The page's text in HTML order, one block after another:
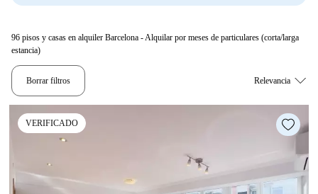
96 pisos y casas en alquiler Barcelona - Alquilar por meses de particulares (corta/larga
estancia)
Borrar filtros
VERIFICADO